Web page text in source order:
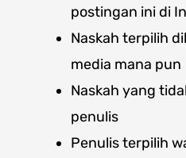
postingan ini di
Naskah terpilih
media mana pun
Naskah yang
penulis
Penulis terpilih